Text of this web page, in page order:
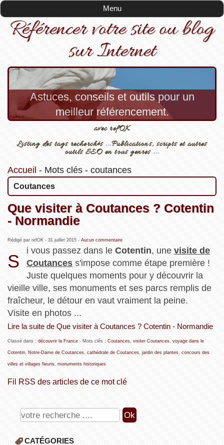
Menu
Référencer votre site ou blog
sur Internet
Astuces, conseils et outils pour un
meilleur référencement.
avec refOK
Listing des tags recherchés ...Publications, scripts et autres
outils SEO en tous genres ...
Accueil - Mots clés- coutances
Coutances
Que visiter à Coutances ? Cotentin
- Normandie
Rédigé par refOK - 31 juillet 2015- Aucun commentaire
S
i vous passez dans leCotentin, unevisite de
Coutances s'impose comme étape première !
Juste quelques moments pour y découvrir la
vieille ville, ses monuments et ses parcs remplis de
fraîcheur, le détour en vaut vraiment la peine.
Visite en photos ...
Lire la suite de Que visiter à Coutances ? Cotentin - Normandie
Classé dans : découvrir la France- Mots clés : Coutances, visiter Coutances, voyage dans le
Cotentin, Notre-Dame de Coutances, cathédrale de Coutances, jardin des plantes, concours des
villes et villages fleuris, monuments historiques
Fil RSS des articles de ce mot clé
CATÉGORIES